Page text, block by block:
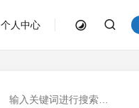
个人中心